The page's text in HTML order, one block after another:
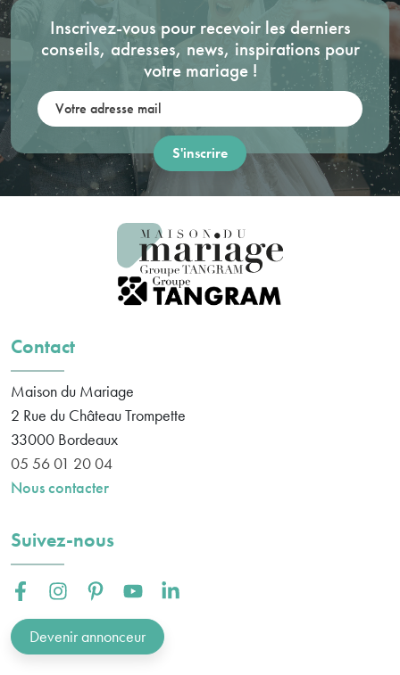
Inscrivez-vous pour recevoir les derniers
conseils, adresses, news, inspirations pour
votre mariage !
Contact
Maison du Mariage
2 Rue du Château Trompette
33000 Bordeaux
05 56 01 20 04
Nous contacter
Suivez-nous
Facebook :Instagram :Pinterest :Youtube :Linkedin :
Devenir annonceur